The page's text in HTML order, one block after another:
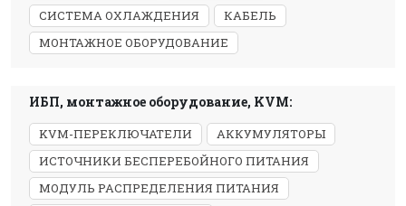
СИСТЕМА ОХЛАЖДЕНИЯ
КАБЕЛЬ
МОНТАЖНОЕ ОБОРУДОВАНИЕ
ИБП, монтажное оборудование, KVM:
KVM-ПЕРЕКЛЮЧАТЕЛИ
АККУМУЛЯТОРЫ
ИСТОЧНИКИ БЕСПЕРЕБОЙНОГО ПИТАНИЯ
МОДУЛЬ РАСПРЕДЕЛЕНИЯ ПИТАНИЯ